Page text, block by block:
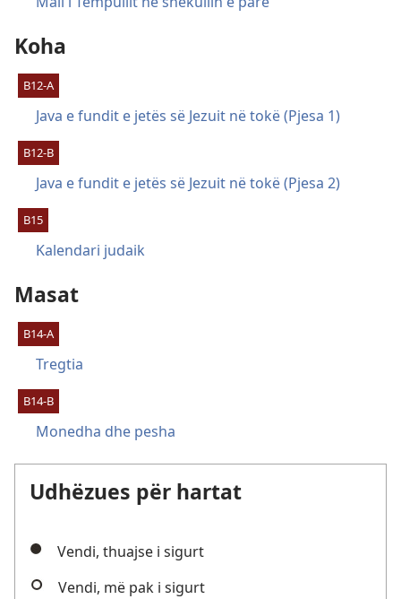
Koha
B12-A
Java e fundit e jetës së Jezuit në tokë (Pjesa 1)
B12-B
Java e fundit e jetës së Jezuit në tokë (Pjesa 2)
B15
Kalendari judaik
Masat
B14-A
Tregtia
B14-B
Monedha dhe pesha
Udhëzues për hartat
Vendi, thuajse i sigurt
Vendi, më pak i sigurt